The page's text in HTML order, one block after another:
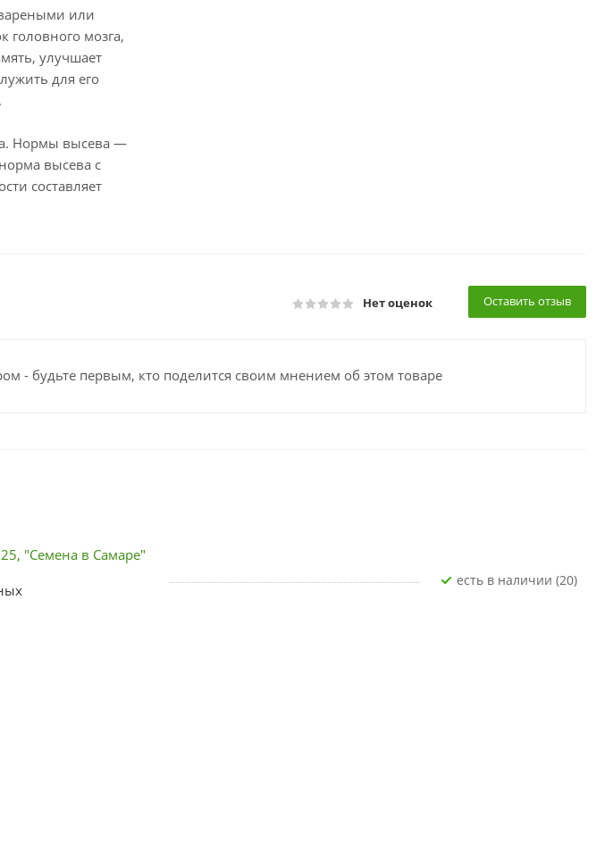
или
головного мозга,
улучшает
для его
Нормы высева —
высева с
составляет
Нет оценок Оставить отзыв
- будьте первым, кто поделится своим мнением об этом товаре
"Семена в Самаре"
Есть в наличии (20)